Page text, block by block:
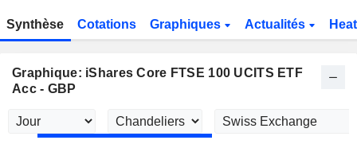
Synthèse Cotations Graphiques Actualités
Graphique: iShares Core FTSE 100 UCITS ETF
Acc - GBP